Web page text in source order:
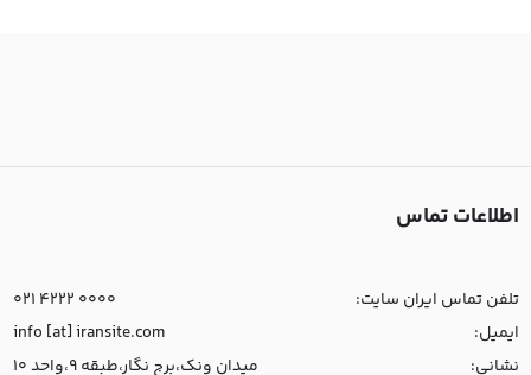
اطلاعات تماس
تلفن تماس ایران سایت:
021 4222 0000
ایمیل:
info [at] iransite.com
نشانی:
میدان ونک،برج نگار،طبقه 9،واحد 10